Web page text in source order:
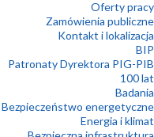
Oferty pracy
Zamówienia publiczne
Kontakt i lokalizacja
BIP
Patronaty Dyrektora PIG-PIB
100 lat
Badania
Bezpieczeństwo energetyczne
Energia i klimat